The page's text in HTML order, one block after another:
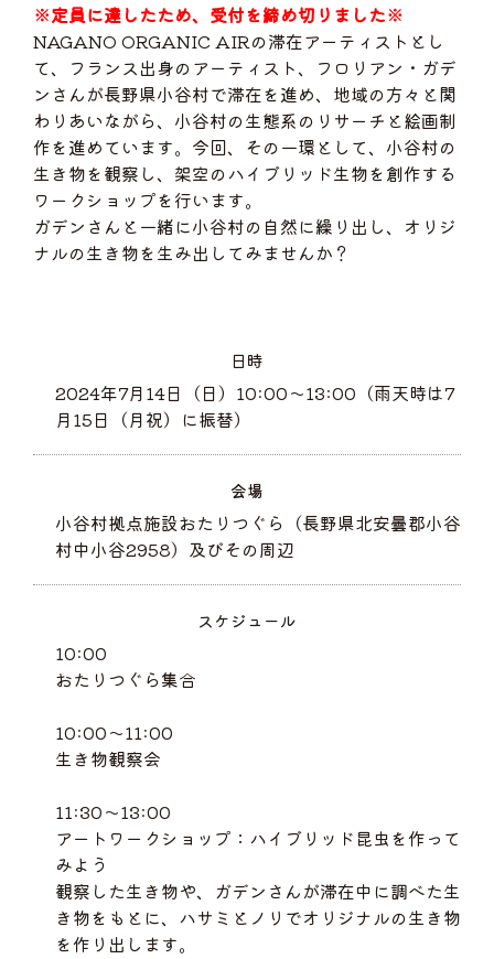
※定員に達したため、受付を締め切りました※
NAGANO ORGANIC AIRの滞在アーティストとし
て、フランス出身のアーティスト、フロリアン・ガデ
ンさんが長野県小谷村で滞在を進め、地域の方々と関
わりあいながら、小谷村の生態系のリサーチと絵画制
作を進めています。今回、その一環として、小谷村の
生き物を観察し、架空のハイブリッド生物を創作する
ワークショップを行います。
ガデンさんと一緒に小谷村の自然に繰り出し、オリジ
ナルの生き物を生み出してみませんか？
日時
2024年7月14日（日）10:00～13:00（雨天時は7
月15日（月祝）に振替）
会場
小谷村拠点施設おたりつぐら（長野県北安曇郡小谷
村中小谷2958）及びその周辺
スケジュール
10:00
おたりつぐら集合
10:00～11:00
生き物観察会
11:30～13:00
アートワークショップ：ハイブリッド昆虫を作って
みよう
観察した生き物や、ガデンさんが滞在中に調べた生
き物をもとに、ハサミとノリでオリジナルの生き物
を作り出します。